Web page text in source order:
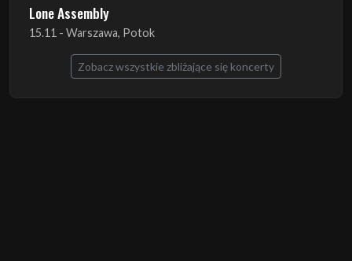
Lone Assembly
15.11 - Warszawa, Potok
Zobacz wszystkie zbliżające się koncerty